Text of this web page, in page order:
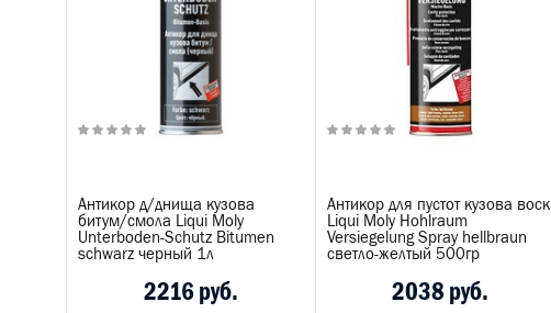
Антикор д/днища кузова
битум/смола Liqui Moly
Unterboden-Schutz Bitumen
schwarz черный 1л
2216 руб.
Антикор для пустот кузова воск
Liqui Moly Hohlraum
Versiegelung Spray hellbraun
светло-желтый 500гр
2038 руб.